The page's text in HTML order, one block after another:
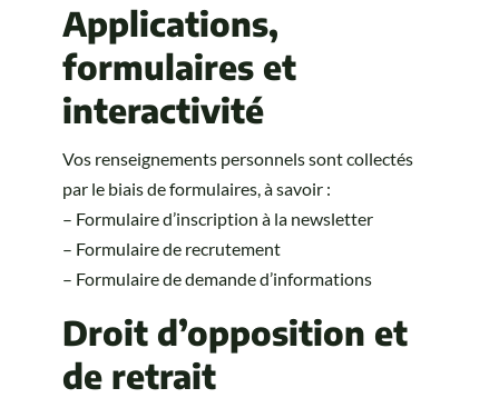
Applications,
formulaires et
interactivité
Vos renseignements personnels sont collectés
par le biais de formulaires, à savoir :
– Formulaire d’inscription à la newsletter
– Formulaire de recrutement
– Formulaire de demande d’informations
Droit d’opposition et
de retrait